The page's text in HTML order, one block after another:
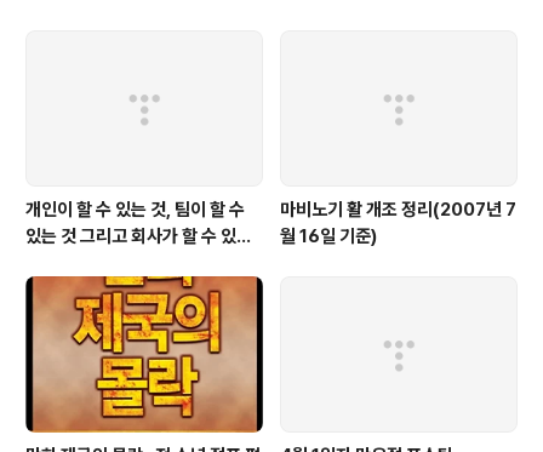
개인이 할 수 있는 것, 팀이 할 수
있는 것 그리고 회사가 할 수 있는
마비노기 활 개조 정리(2007년 7
월 16일 기준)